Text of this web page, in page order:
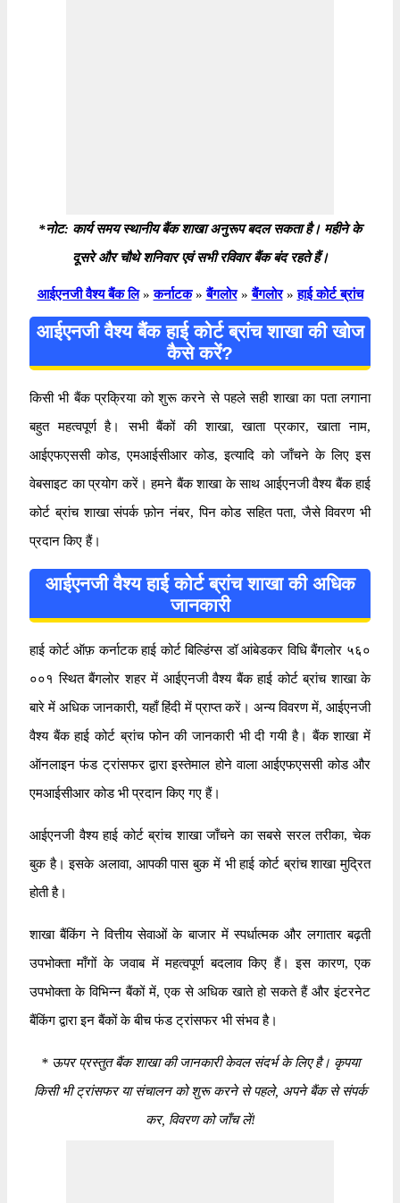
*नोट: कार्य समय स्थानीय बैंक शाखा अनुरूप बदल सकता है। महीने के
दूसरे और चौथे शनिवार एवं सभी रविवार बैंक बंद रहते हैं।
आईएनजी वैश्य बैंक लि » कर्नाटक » बैंगलोर » बैंगलोर » हाई कोर्ट ब्रांच
आईएनजी वैश्य बैंक हाई कोर्ट ब्रांच शाखा की खोज
कैसे करें?
किसी भी बैंक प्रक्रिया को शुरू करने से पहले सही शाखा का पता लगाना
बहुत महत्वपूर्ण है। सभी बैंकों की शाखा, खाता प्रकार, खाता नाम,
आईएफएससी कोड, एमआईसीआर कोड, इत्यादि को जाँचने के लिए इस
वेबसाइट का प्रयोग करें। हमने बैंक शाखा के साथ आईएनजी वैश्य बैंक हाई
कोर्ट ब्रांच शाखा संपर्क फ़ोन नंबर, पिन कोड सहित पता, जैसे विवरण भी
प्रदान किए हैं।
आईएनजी वैश्य हाई कोर्ट ब्रांच शाखा की अधिक
जानकारी
हाई कोर्ट ऑफ़ कर्नाटक हाई कोर्ट बिल्डिंग्स डॉ आंबेडकर विधि बैंगलोर ५६०
००१ स्थित बैंगलोर शहर में आईएनजी वैश्य बैंक हाई कोर्ट ब्रांच शाखा के
बारे में अधिक जानकारी, यहाँ हिंदी में प्राप्त करें। अन्य विवरण में, आईएनजी
वैश्य बैंक हाई कोर्ट ब्रांच फोन की जानकारी भी दी गयी है। बैंक शाखा में
ऑनलाइन फंड ट्रांसफर द्वारा इस्तेमाल होने वाला आईएफएससी कोड और
एमआईसीआर कोड भी प्रदान किए गए हैं।
आईएनजी वैश्य हाई कोर्ट ब्रांच शाखा जाँचने का सबसे सरल तरीका, चेक
बुक है। इसके अलावा, आपकी पास बुक में भी हाई कोर्ट ब्रांच शाखा मुद्रित
होती है।
शाखा बैंकिंग ने वित्तीय सेवाओं के बाजार में स्पर्धात्मक और लगातार बढ़ती
उपभोक्ता माँगों के जवाब में महत्वपूर्ण बदलाव किए हैं। इस कारण, एक
उपभोक्ता के विभिन्न बैंकों में, एक से अधिक खाते हो सकते हैं और इंटरनेट
बैंकिंग द्वारा इन बैंकों के बीच फंड ट्रांसफर भी संभव है।
*ऊपर प्रस्तुत बैंक शाखा की जानकारी केवल संदर्भ के लिए है। कृपया
किसी भी ट्रांसफर या संचालन को शुरू करने से पहले, अपने बैंक से संपर्क
कर, विवरण को जाँच लें!